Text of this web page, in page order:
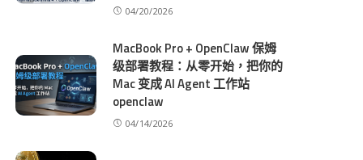
04/20/2026
MacBook Pro + OpenClaw 保姆
级部署教程：从零开始，把你的
Mac 变成 AI Agent 工作站
openclaw
04/14/2026